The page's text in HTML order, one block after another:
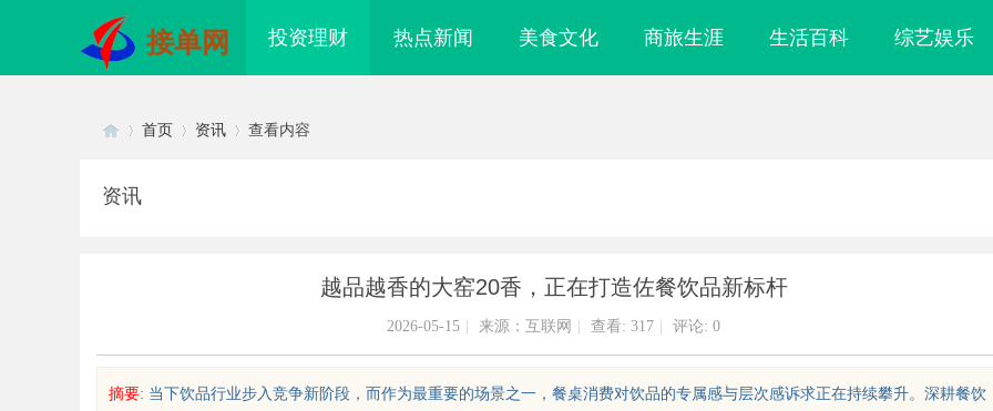
接单网 投资理财 热点新闻 美食文化 商旅生涯 生活百科 综艺娱乐
首页 资讯 查看内容
资讯
越品越香的大窑20香，正在打造佐餐饮品新标杆
2026-05-15 来源：互联网 查看: 317 评论: 0
摘要: 当下饮品行业步入竞争新阶段，而作为最重要的场景之一，餐桌消费对饮品的专属感与层次感诉求正在持续攀升。深耕餐饮